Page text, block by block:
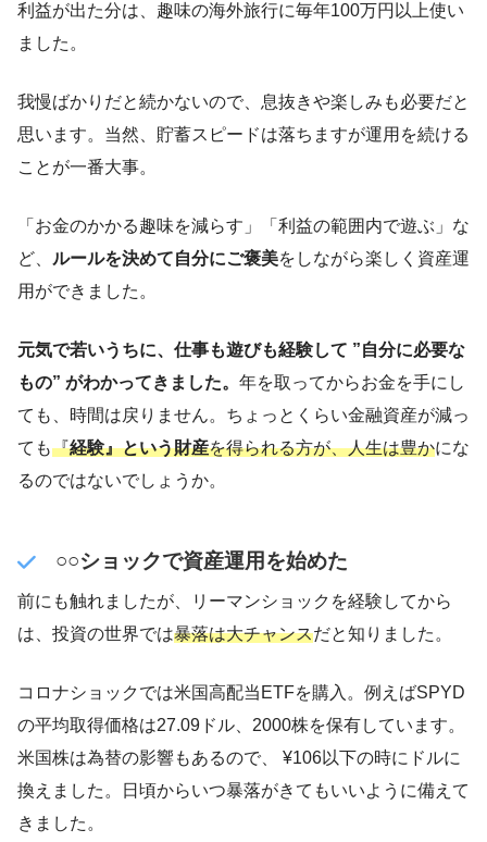
利益が出た分は、趣味の海外旅行に毎年100万円以上使い
ました。
我慢ばかりだと続かないので、息抜きや楽しみも必要だと
思います。当然、貯蓄スピードは落ちますが運用を続ける
ことが一番大事。
「お金のかかる趣味を減らす」「利益の範囲内で遊ぶ」な
ど、 ルールを決めて自分にご褒美をしながら楽しく資産運
用ができました。
元気で若いうちに、仕事も遊びも経験して ”自分に必要な
もの” がわかってきました。 年を取ってからお金を手にし
ても、時間は戻りません。ちょっとくらい金融資産が減っ
ても『経験』という財産を得られる方が、人生は豊かにな
るのではないでしょうか。
○○ショックで資産運用を始めた
前にも触れましたが、リーマンショックを経験してから
は、投資の世界では暴落は大チャンスだと知りました。
コロナショックでは米国高配当ETFを購入。例えばSPYD
の平均取得価格は27.09ドル、2000株を保有しています。
米国株は為替の影響もあるので、 ¥106以下の時にドルに
換えました。日頃からいつ暴落がきてもいいように備えて
きました。